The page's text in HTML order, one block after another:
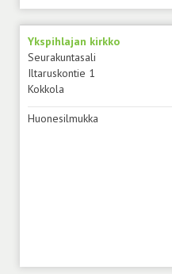
Ykspihlajan kirkko
Seurakuntasali
Iltaruskontie 1
Kokkola
Huonesilmukka